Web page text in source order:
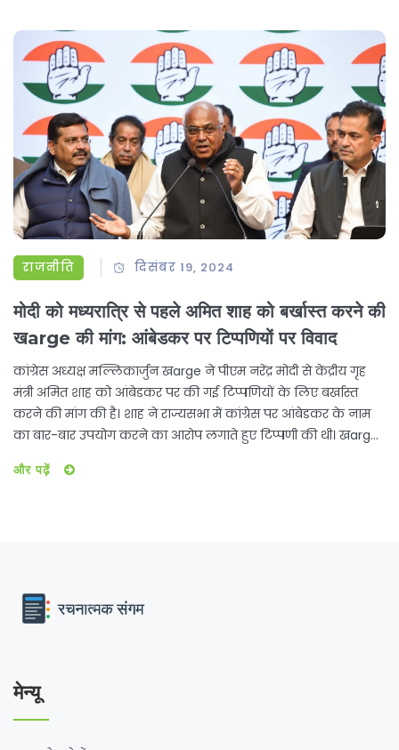
राजनीति दिसंबर 19, 2024
मोदी को मध्यरात्रि से पहले अमित शाह को बर्खास्त करने की
खarge की मांग: आंबेडकर पर टिप्पणियों पर विवाद
कांग्रेस अध्यक्ष मल्लिकार्जुन खarge ने पीएम नरेंद्र मोदी से केंद्रीय गृह
मंत्री अमित शाह को आंबेडकर पर की गई टिप्पणियों के लिए बर्खास्त
करने की मांग की है। शाह ने राज्यसभा में कांग्रेस पर आंबेडकर के नाम
का बार-बार उपयोग करने का आरोप लगाते हुए टिप्पणी की थी। खarge
संविधान विरोधी गतिविधियों का आरोप लगाया।
और पढ़ें
मेन्यू